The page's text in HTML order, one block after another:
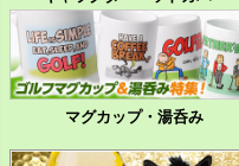
マグカップ・湯呑み